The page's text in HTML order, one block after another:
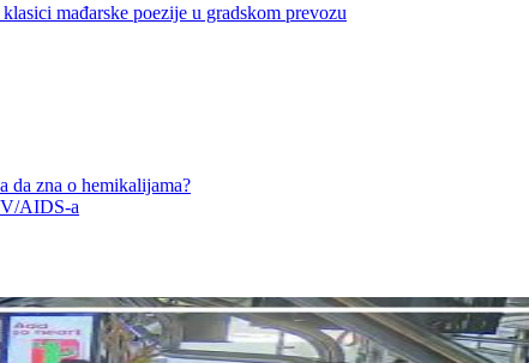
mađarske poezije u gradskom prevozu
da zna o hemikalijama?
AIDS-a